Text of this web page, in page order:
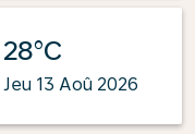
28°C
Jeu 13 Aoû 2026